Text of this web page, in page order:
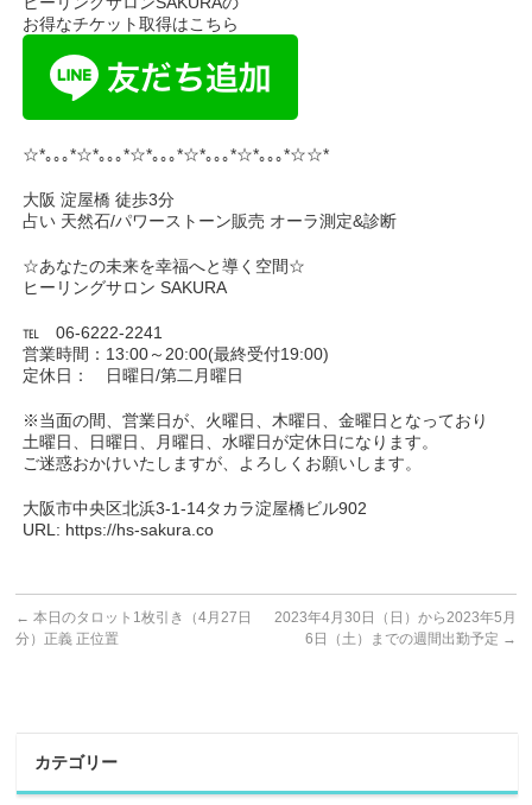
お得なチケット取得はこちら
☆*｡｡｡*☆*｡｡｡*☆*｡｡｡*☆*｡｡｡*☆*｡｡｡*☆☆*
大阪 淀屋橋 徒歩3分
占い 天然石/パワーストーン販売 オーラ測定&診断
☆あなたの未来を幸福へと導く空間☆
ヒーリングサロン SAKURA
℡ 06-6222-2241
営業時間：13:00～20:00(最終受付19:00)
定休日： 日曜日/第二月曜日
※当面の間、営業日が、火曜日、木曜日、金曜日となっており
土曜日、日曜日、月曜日、水曜日が定休日になります。
ご迷惑おかけいたしますが、よろしくお願いします。
大阪市中央区北浜3-1-14タカラ淀屋橋ビル902
URL: https://hs-sakura.co
← 本日のタロット1枚引き（4月27日
分）正義 正位置
2023年4月30日（日）から2023年5月
6日（土）までの週間出勤予定 →
カテゴリー